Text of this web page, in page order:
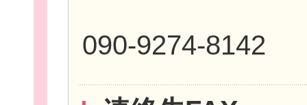
090-9274-8142